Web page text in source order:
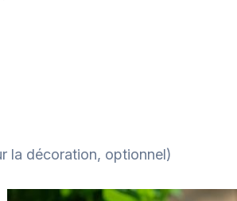
la décoration, optionnel)